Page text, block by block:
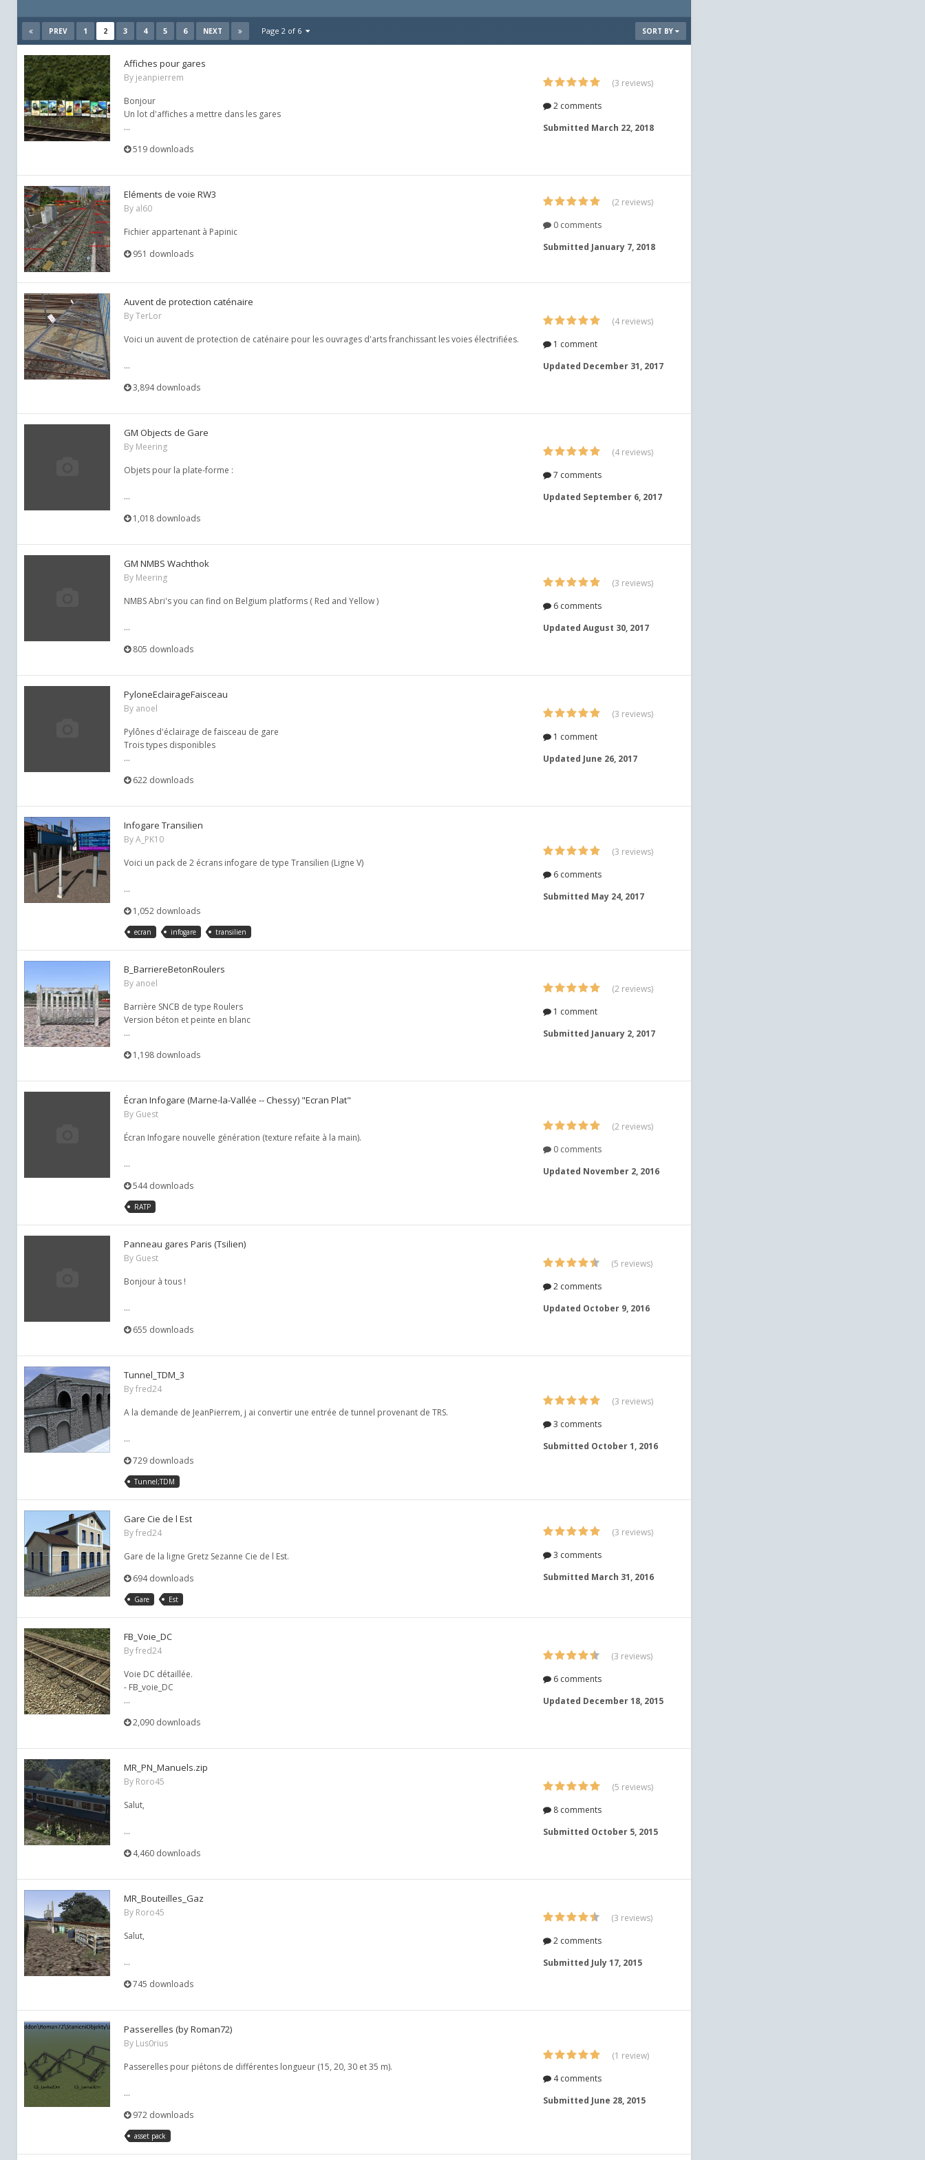
SORT BY
PREV 1 2 3 4 5 6 NEXT Page 2 of 6
Affiches pour gares
By jeanpierrem
Bonjour
Un lot d'affiches a mettre dans les gares
...
519 downloads
(3 reviews)
2 comments
Submitted March 22, 2018
Eléments de voie RW3
By al60
Fichier appartenant à Papinic
951 downloads
(2 reviews)
0 comments
Submitted January 7, 2018
Auvent de protection caténaire
ByTerLor
Voici un auvent de protection de caténaire pour les ouvrages d'arts franchissant les voies électrifiées.
...
3,894 downloads
(4 reviews)
1 comment
Updated December 31, 2017
GM Objects de Gare
By Meering
Objets pour la plate-forme :
...
1,018 downloads
(4 reviews)
7 comments
Updated September 6, 2017
GM NMBS Wachthok
By Meering
NMBS Abri's you can find on Belgium platforms ( Red and Yellow )
...
805 downloads
(3 reviews)
6 comments
Updated August 30, 2017
PyloneEclairageFaisceau
By anoel
Pylônes d'éclairage de faisceau de gare
Trois types disponibles
...
622 downloads
(3 reviews)
1 comment
Updated June 26, 2017
Infogare Transilien
ByA_PK10
Voici un pack de 2 écrans infogare de type Transilien (Ligne V)
...
1,052 downloads
ecran infogare transilien
(3 reviews)
6 comments
Submitted May 24, 2017
B_BarriereBetonRoulers
By anoel
Barrière SNCB de type Roulers
Version béton et peinte en blanc
...
1,198 downloads
(2 reviews)
1 comment
Submitted January 2, 2017
Écran Infogare (Marne-la-Vallée -- Chessy) "Ecran Plat"
By Guest
Écran Infogare nouvelle génération (texture refaite à la main).
...
544 downloads
RATP
(2 reviews)
0 comments
Updated November 2, 2016
Panneau gares Paris (Tsilien)
By Guest
Bonjour à tous !
...
655 downloads
(5 reviews)
2 comments
Updated October 9, 2016
Tunnel_TDM_3
Byfred24
A la demande de JeanPierrem, j ai convertir une entrée de tunnel provenant de TRS.
...
729 downloads
Tunnel;TDM
(3 reviews)
3 comments
Submitted October 1, 2016
Gare Cie de l Est
Byfred24
Gare de la ligne Gretz Sezanne Cie de l Est.
694 downloads
Gare Est
(3 reviews)
3 comments
Submitted March 31, 2016
FB_Voie_DC
Byfred24
Voie DC détaillée.
- FB_voie_DC
...
2,090 downloads
(3 reviews)
6 comments
Updated December 18, 2015
MR_PN_Manuels.zip
By Roro45
Salut,
...
4,460 downloads
(5 reviews)
8 comments
Submitted October 5, 2015
MR_Bouteilles_Gaz
By Roro45
Salut,
...
745 downloads
(3 reviews)
2 comments
Submitted July 17, 2015
Passerelles (by Roman72)
By Lus0rius
Passerelles pour piétons de différentes longueur (15, 20, 30 et 35 m).
...
972 downloads
asset pack
(1 review)
4 comments
Submitted June 28, 2015